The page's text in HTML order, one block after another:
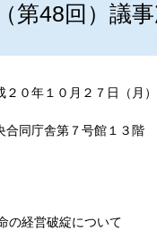
第48回）議
２０年１０月２７日（月
合同庁舎第７号館１３階
の経営破綻について